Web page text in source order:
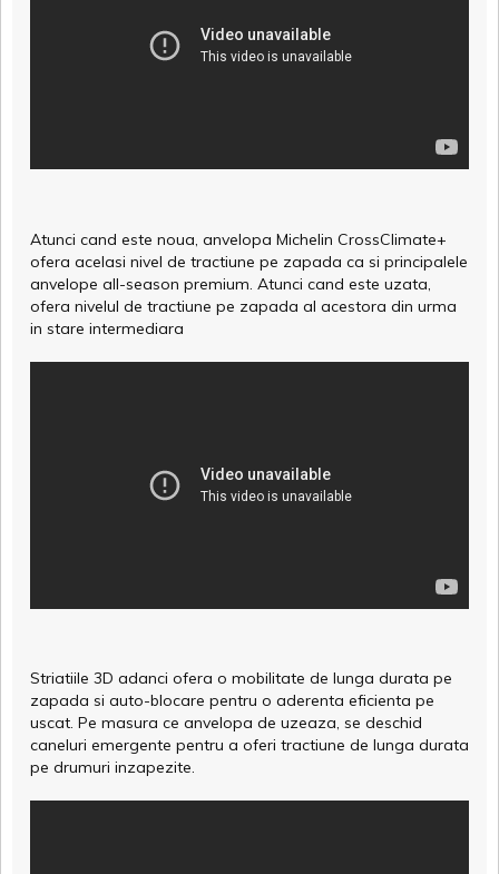
Atunci cand este noua, anvelopa Michelin CrossClimate+
ofera acelasi nivel de tractiune pe zapada ca si principalele
anvelope all-season premium. Atunci cand este uzata,
ofera nivelul de tractiune pe zapada al acestora din urma
in stare intermediara
Striatiile 3D adanci ofera o mobilitate de lunga durata pe
zapada si auto-blocare pentru o aderenta eficienta pe
uscat. Pe masura ce anvelopa de uzeaza, se deschid
caneluri emergente pentru a oferi tractiune de lunga durata
pe drumuri inzapezite.